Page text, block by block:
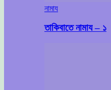
নামায
তাকিবাতে নামায – ১